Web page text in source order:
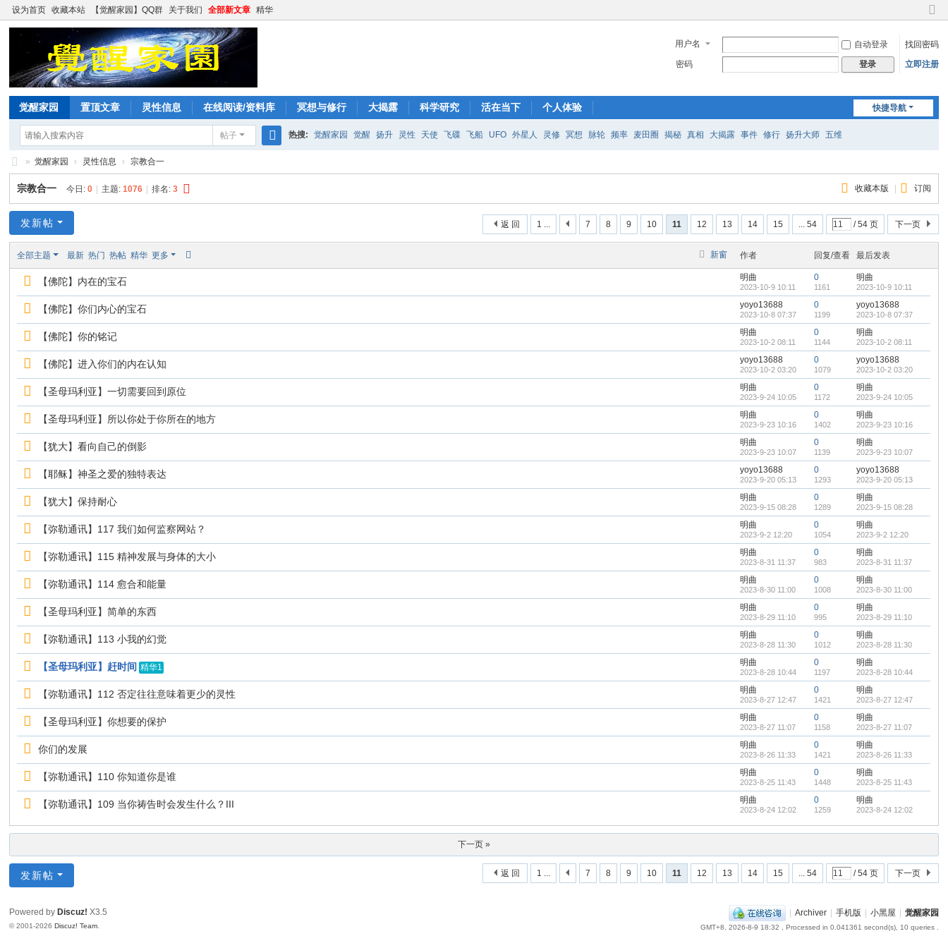
设为首页 收藏本站 【觉醒家园】QQ群 关于我们 全部新文章 精华
切
到
窄
用户名 自动登录
找回密码
密码
登录 立即注册
快捷导航
觉醒家园 置顶文章 灵性信息 在线阅读/资料库 冥想与修行 大揭露 科学研究 活在当下 个人体验
帖子
索
热搜: 觉醒家园 觉醒 扬升 灵性 天使 飞碟 飞船 UFO 外星人 灵修 冥想 脉轮 频率 麦田圈 揭秘 真相 大揭露 事件 修行 扬升大师 五维
觉
醒
家
园
» 觉醒家园 › 灵性信息 › 宗教合一
收藏本版 订阅
宗教合一 今日:0 主题:1076 排名:3
1 ... 7 8 9 10 11 12 13 14 15 ... 54 / 54 页 下一页
返 回
发新帖
新窗
全部主题 最新 热门 热帖 精华 更多 作者 回复/查看 最后发表
【佛陀】内在的宝石 明曲
2023-10-9 10:11
0
1161
明曲
2023-10-9 10:11
【佛陀】你们内心的宝石 yoyo13688
2023-10-8 07:37
0
1199
yoyo13688
2023-10-8 07:37
【佛陀】你的铭记 明曲
2023-10-2 08:11
0
1144
明曲
2023-10-2 08:11
【佛陀】进入你们的内在认知 yoyo13688
2023-10-2 03:20
0
1079
yoyo13688
2023-10-2 03:20
【圣母玛利亚】一切需要回到原位 明曲
2023-9-24 10:05
0
1172
明曲
2023-9-24 10:05
【圣母玛利亚】所以你处于你所在的地方 明曲
2023-9-23 10:16
0
1402
明曲
2023-9-23 10:16
【犹大】看向自己的倒影 明曲
2023-9-23 10:07
0
1139
明曲
2023-9-23 10:07
【耶稣】神圣之爱的独特表达 yoyo13688
2023-9-20 05:13
0
1293
yoyo13688
2023-9-20 05:13
【犹大】保持耐心 明曲
2023-9-15 08:28
0
1289
明曲
2023-9-15 08:28
【弥勒通讯】117 我们如何监察网站？ 明曲
2023-9-2 12:20
0
1054
明曲
2023-9-2 12:20
【弥勒通讯】115 精神发展与身体的大小 明曲
2023-8-31 11:37
0
983
明曲
2023-8-31 11:37
【弥勒通讯】114 愈合和能量 明曲
2023-8-30 11:00
0
1008
明曲
2023-8-30 11:00
【圣母玛利亚】简单的东西 明曲
2023-8-29 11:10
0
995
明曲
2023-8-29 11:10
【弥勒通讯】113 小我的幻觉 明曲
2023-8-28 11:30
0
1012
明曲
2023-8-28 11:30
【圣母玛利亚】赶时间 精华1
明曲
2023-8-28 10:44
0
1197
明曲
2023-8-28 10:44
【弥勒通讯】112 否定往往意味着更少的灵性 明曲
2023-8-27 12:47
0
1421
明曲
2023-8-27 12:47
【圣母玛利亚】你想要的保护 明曲
2023-8-27 11:07
0
1158
明曲
2023-8-27 11:07
你们的发展 明曲
2023-8-26 11:33
0
1421
明曲
2023-8-26 11:33
【弥勒通讯】110 你知道你是谁 明曲
2023-8-25 11:43
0
1448
明曲
2023-8-25 11:43
【弥勒通讯】109 当你祷告时会发生什么？III 明曲
2023-8-24 12:02
0
1259
明曲
2023-8-24 12:02
下一页 »
1 ... 7 8 9 10 11 12 13 14 15 ... 54 / 54 页 下一页
返 回
发新帖
| Archiver | 手机版 | 小黑屋 | 觉醒家园
GMT+8, 2026-8-9 18:32 , Processed in 0.041361 second(s), 10 queries .
Powered by Discuz! X3.5
© 2001-2026Discuz! Team